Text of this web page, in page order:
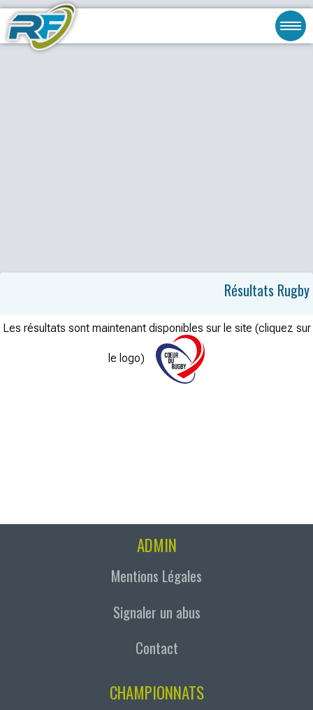
Résultats Rugby
Les résultats sont maintenant disponibles sur le site (cliquez sur
le logo)
ADMIN
Mentions Légales
Signaler un abus
Contact
CHAMPIONNATS